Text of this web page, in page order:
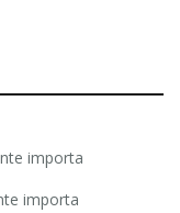
importa
importa